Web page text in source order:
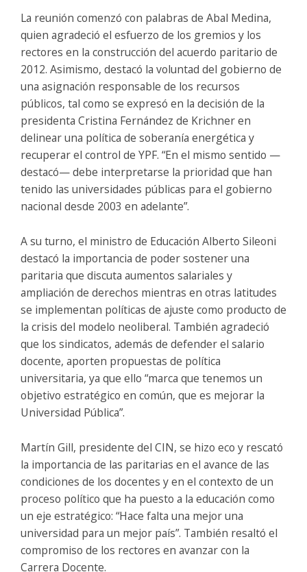
La reunión comenzó con palabras de Abal Medina,
quien agradeció el esfuerzo de los gremios y los
rectores en la construcción del acuerdo paritario de
2012. Asimismo, destacó la voluntad del gobierno de
una asignación responsable de los recursos
públicos, tal como se expresó en la decisión de la
presidenta Cristina Fernández de Krichner en
delinear una política de soberanía energética y
recuperar el control de YPF. “En el mismo sentido —
destacó— debe interpretarse la prioridad que han
tenido las universidades públicas para el gobierno
nacional desde 2003 en adelante”.
A su turno, el ministro de Educación Alberto Sileoni
destacó la importancia de poder sostener una
paritaria que discuta aumentos salariales y
ampliación de derechos mientras en otras latitudes
se implementan políticas de ajuste como producto de
la crisis del modelo neoliberal. También agradeció
que los sindicatos, además de defender el salario
docente, aporten propuestas de política
universitaria, ya que ello “marca que tenemos un
objetivo estratégico en común, que es mejorar la
Universidad Pública”.
Martín Gill, presidente del CIN, se hizo eco y rescató
la importancia de las paritarias en el avance de las
condiciones de los docentes y en el contexto de un
proceso político que ha puesto a la educación como
un eje estratégico: “Hace falta una mejor una
universidad para un mejor país”. También resaltó el
compromiso de los rectores en avanzar con la
Carrera Docente.